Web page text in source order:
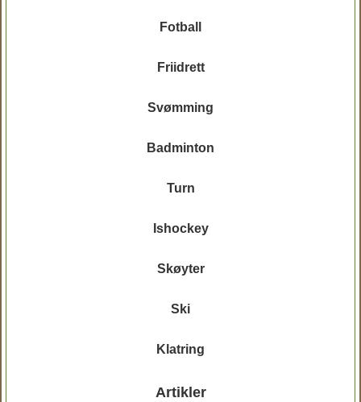
Fotball
Friidrett
Svømming
Badminton
Turn
Ishockey
Skøyter
Ski
Klatring
Artikler